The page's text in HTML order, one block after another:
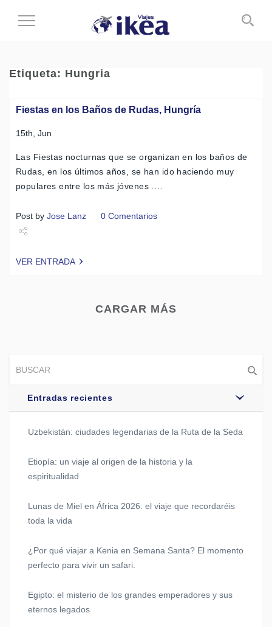
Cambiar
navegación
Etiqueta: Hungria
Fiestas en los Baños de Rudas, Hungría
15th, Jun
Las Fiestas nocturnas que se organizan en los baños de
Rudas, en los últimos años, se han ido haciendo muy
populares entre los más jóvenes .…
Post by Jose Lanz 0 Comentarios
VER ENTRADA
CARGAR MÁS
Entradas recientes
Uzbekistán: ciudades legendarias de la Ruta de la Seda
Etiopía: un viaje al origen de la historia y la
espiritualidad
Lunas de Miel en África 2026: el viaje que recordaréis
toda la vida
¿Por qué viajar a Kenia en Semana Santa? El momento
perfecto para vivir un safari.
Egipto: el misterio de los grandes emperadores y sus
eternos legados